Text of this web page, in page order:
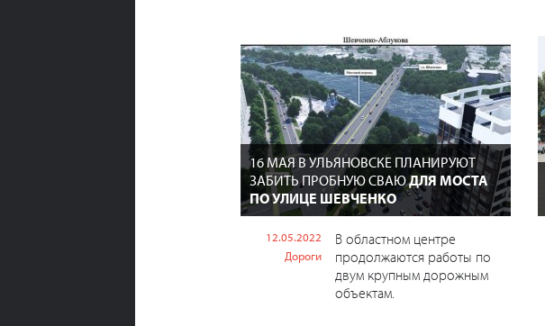
16 МАЯ В УЛЬЯНОВСКЕ ПЛАНИРУЮТ
ЗАБИТЬ ПРОБНУЮ СВАЮДЛЯ МОСТА
ПО УЛИЦЕ ШЕВЧЕНКО
12.05.2022
Дороги
В областном центре
продолжаются работы по
двум крупным дорожным
объектам.